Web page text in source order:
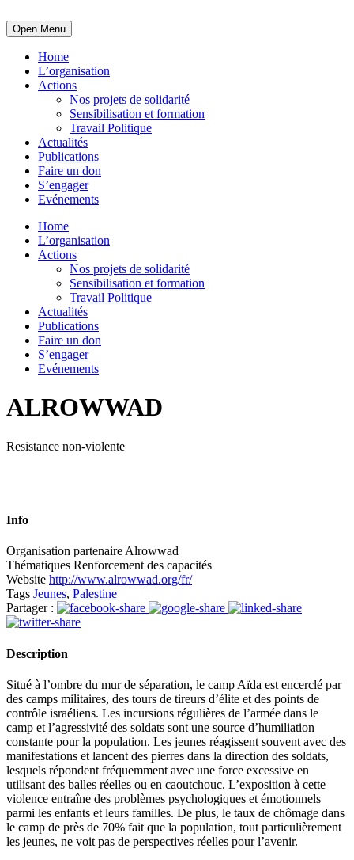
Open Menu
Home
L’organisation
Actions
Nos projets de solidarité
Sensibilisation et formation
Travail Politique
Actualités
Publications
Faire un don
S’engager
Evénements
Home
L’organisation
Actions
Nos projets de solidarité
Sensibilisation et formation
Travail Politique
Actualités
Publications
Faire un don
S’engager
Evénements
ALROWWAD
Resistance non-violente
Info
Organisation partenaireAlrowwad
Thématiques Renforcement des capacités
Website http://www.alrowwad.org/fr/
Tags Jeunes, Palestine
Partager :
Description
Situé à l’ombre du mur de séparation, le camp Aïda est encerclé par
des camps militaires, des tours de tireurs d’élite et des points de
contrôle israéliens. Les incursions régulières de l’armée dans le
camp et l’agressivité des soldats sont une source d’humiliation
constante pour la population. Les jeunes réagissent souvent avec des
manifestations et lancent des pierres dans la direction des soldats,
lesquels répondent fréquemment avec une force excessive en
utilisant des balles réelles ou en caoutchouc. L’exposition à cette
violence entraîne des problèmes psychologiques et émotionnels
parmi les enfants et leurs familles. De plus, le taux de chômage dans
le camp de près de 70% fait que la population, tout particulièrement
les jeunes, ne voit pas de perspectives réelles pour l’avenir.